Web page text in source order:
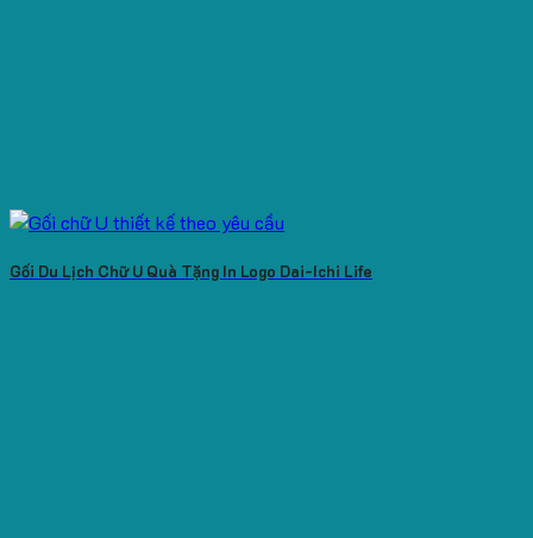
Gối Du Lịch Chữ U Quà Tặng In Logo Dai-Ichi Life